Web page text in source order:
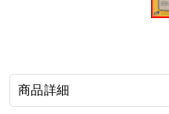
(1)
を商品詳細